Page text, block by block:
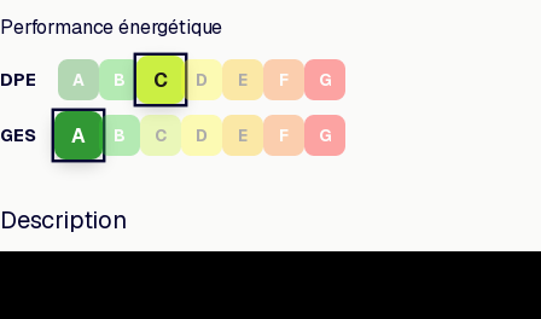
Performance énergétique
DPE A B C D E F G
GES A B C D E F G
Description